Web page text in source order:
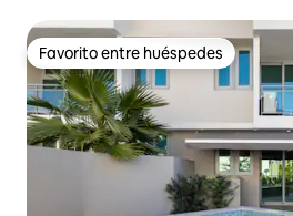
Favorito entre huéspedes
Favorito entre huéspedes